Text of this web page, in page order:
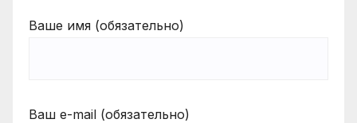
Ваше имя (обязательно)
Ваш e-mail (обязательно)